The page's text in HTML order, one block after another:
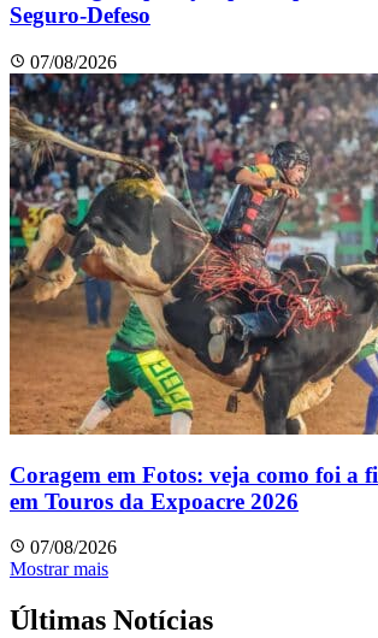
Seguro-Defeso
07/08/2026
Coragem em Fotos: veja como foi a
em Touros da Expoacre 2026
07/08/2026
Mostrar mais
Últimas Notícias